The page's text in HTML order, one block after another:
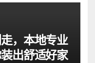
，本地专业
出舒适好家